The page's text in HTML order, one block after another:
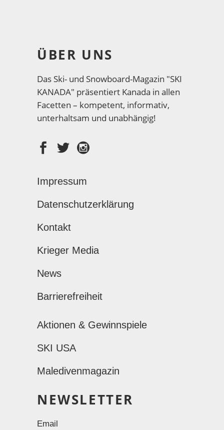
ÜBER UNS
Das Ski- und Snowboard-Magazin "SKI
KANADA" präsentiert Kanada in allen
Facetten – kompetent, informativ,
unterhaltsam und unabhängig!
Impressum
Datenschutzerklärung
Kontakt
Krieger Media
News
Barrierefreiheit
Aktionen & Gewinnspiele
SKI USA
Maledivenmagazin
NEWSLETTER
Email